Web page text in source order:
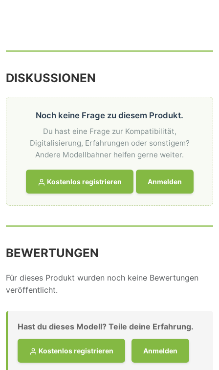
DISKUSSIONEN
Noch keine Frage zu diesem Produkt.
Du hast eine Frage zur Kompatibilität,
Digitalisierung, Erfahrungen oder sonstigem?
Andere Modellbahner helfen gerne weiter.
Kostenlos registrieren Anmelden
BEWERTUNGEN
Für dieses Produkt wurden noch keine Bewertungen
veröffentlicht.
Hast du dieses Modell? Teile deine Erfahrung.
Kostenlos registrieren Anmelden